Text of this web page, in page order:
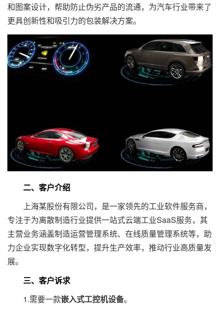
和图案设计，帮助防止伪劣产品的流通，为汽车行业带来了
更具创新性和吸引力的包装解决方案。
二、客户介绍
上海某股份有限公司，是一家领先的工业软件服务商，
专注于为离散制造行业提供一站式云端工业SaaS服务，其
主营业务涵盖制造运营管理系统、在线质量管理系统等，助
力企业实现数字化转型，提升生产效率，推动行业高质量发
展。
三、客户诉求
1.需要一款嵌入式工控机设备。